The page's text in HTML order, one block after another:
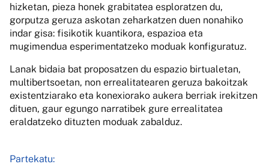
hizketan, pieza honek grabitatea esploratzen du,
gorputza geruza askotan zeharkatzen duen nonahiko
indar gisa: fisikotik kuantikora, espazioa eta
mugimendua esperimentatzeko moduak konfiguratuz.
Lanak bidaia bat proposatzen du espazio birtualetan,
multibertsoetan, non errealitatearen geruza bakoitzak
existentziarako eta konexiorako aukera berriak irekitzen
dituen, gaur egungo narratibek gure errealitatea
eraldatzeko dituzten moduak zabalduz.
Partekatu: